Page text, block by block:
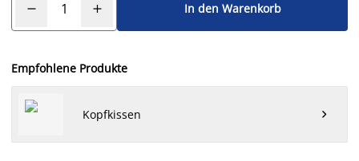
In den Warenkorb
Empfohlene Produkte
Kopfkissen 